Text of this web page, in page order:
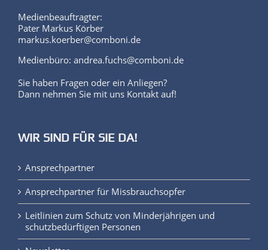
SIE HABEN FRAGEN?
Medienbeauftragter:
Pater Markus Körber
markus.koerber@comboni.de
Medienbüro: andrea.fuchs@comboni.de
WIR SIND FÜR SIE DA!
Ansprechpartner
Ansprechpartner für Missbrauchsopfer
Leitlinien zum Schutz von Minderjährigen und